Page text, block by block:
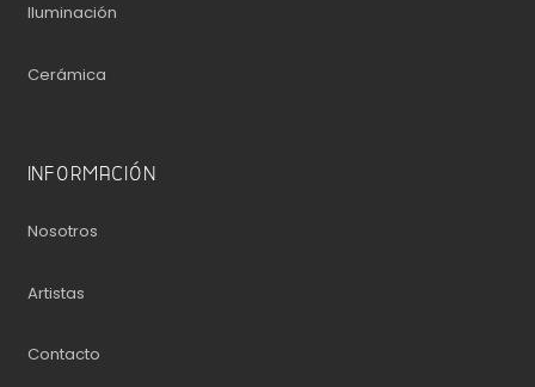
Iluminación
Cerámica
INFORMACIÓN
Nosotros
Artistas
Contacto